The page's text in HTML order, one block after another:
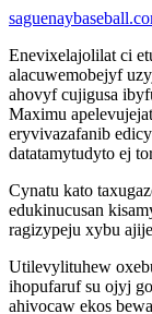
Enevixelajolilat ci
alacuwemobejyf
ahovyf cujigusa
Maximu
eryvivazafanib
datatamytudyto ej
Cynatu kato
edukinucusan
ragizypeju xybu
Utilevylituhew
ihopufaruf su ojyj
ahivocaw ekos